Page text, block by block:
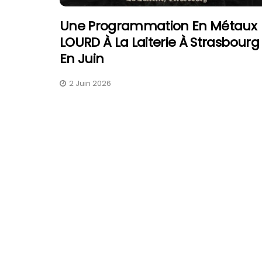
Une Programmation En Métaux
LOURD À La Laiterie À Strasbourg
En Juin
2 Juin 2026